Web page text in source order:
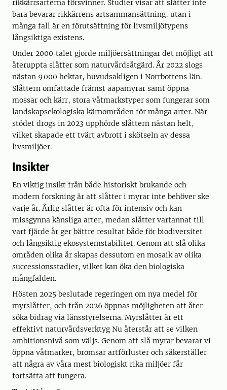
rikkärrsarterna försvinner. Studier visar att slåtter inte
bara bevarar rikkärrens artsammansättning, utan i
många fall är en förutsättning för livsmiljötypens
långsiktiga existens.
Under 2000‑talet gjorde miljöersättningar det möjligt att
återuppta slåtter som naturvårdsåtgärd. År 2022 slogs
nästan 9 000 hektar, huvudsakligen i Norrbottens län.
Slåttern omfattade främst aapamyrar samt öppna
mossar och kärr, stora våtmarkstyper som fungerar som
landskapsekologiska kärnområden för många arter. När
stödet drogs in 2023 upphörde slåttern nästan helt,
vilket skapade ett tvärt avbrott i skötseln av dessa
livsmiljöer.
Insikter
En viktig insikt från både historiskt brukande och
modern forskning är att slåtter i myrar inte behöver ske
varje år. Årlig slåtter är ofta för intensiv och kan
missgynna känsliga arter, medan slåtter vartannat till
vart fjärde år ger bättre resultat både för biodiversitet
och långsiktig ekosystemstabilitet. Genom att slå olika
områden olika år skapas dessutom en mosaik av olika
successionsstadier, vilket kan öka den biologiska
mångfalden.
Hösten 2025 beslutade regeringen om nya medel för
myrslåtter, och från 2026 öppnas möjligheten att åter
söka bidrag via länsstyrelserna. Myrslåtter är ett
effektivt naturvårdsverktyg Nu återstår att se vilken
ambitionsnivå som väljs. Genom att slå myrar bevarar vi
öppna våtmarker, bromsar artförluster och säkerställer
att några av våra mest biologiskt rika miljöer får
fortsätta att fungera.